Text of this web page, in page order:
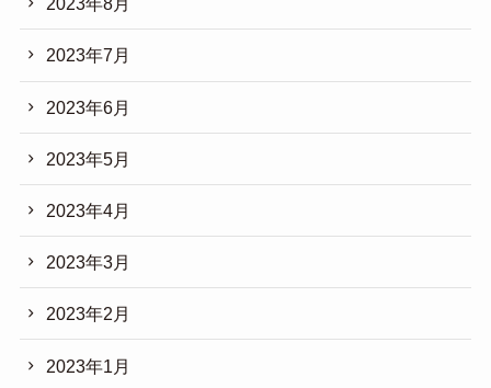
2023年7月
2023年6月
2023年5月
2023年4月
2023年3月
2023年2月
2023年1月